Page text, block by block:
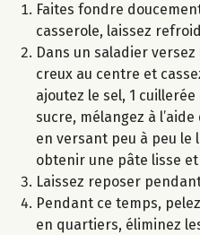
Faites fondre
casserole, laissez
Dans un saladier
creux au centre et
ajoutez le sel, 1
sucre, mélangez à
en versant peu à peu le
obtenir une pâte lisse
Laissez reposer
Pendant ce temps,
en quartiers, éliminez